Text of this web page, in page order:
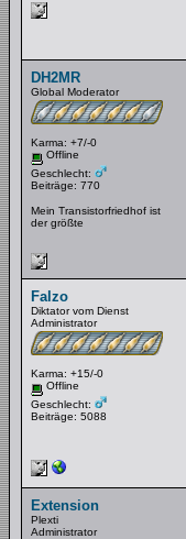
DH2MR
Global Moderator
Karma: +7/-0
Offline
Geschlecht:
Beiträge: 770
Mein Transistorfriedhof ist
der größte
Falzo
Diktator vom Dienst
Administrator
Karma: +15/-0
Offline
Geschlecht:
Beiträge: 5088
Extension
Plexti
Administrator